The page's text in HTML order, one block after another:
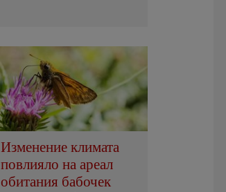
Изменение климата
повлияло на ареал
обитания бабочек